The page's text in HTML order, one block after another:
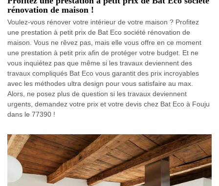
rénovation de maison !
Voulez-vous rénover votre intérieur de votre maison ? Profitez
une prestation à petit prix de Bat Eco société rénovation de
maison. Vous ne rêvez pas, mais elle vous offre en ce moment
une prestation à petit prix afin de protéger votre budget. Et ne
vous inquiétez pas que même si les travaux deviennent des
travaux compliqués Bat Eco vous garantit des prix incroyables
avec les méthodes ultra design pour vous satisfaire au max.
Alors, ne posez plus de question si les travaux deviennent
urgents, demandez votre prix et votre devis chez Bat Eco à Fouju
dans le 77390 !